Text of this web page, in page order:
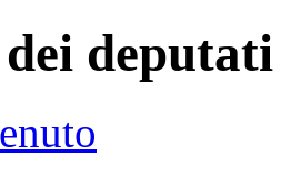
deputati